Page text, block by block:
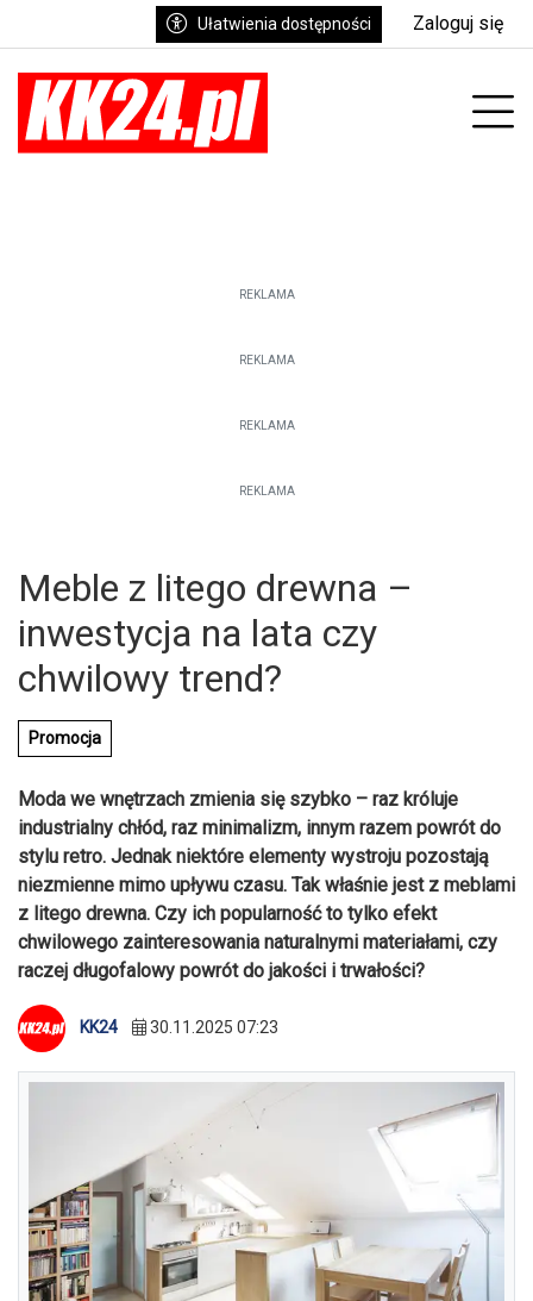
Ułatwienia dostępności Zaloguj się
REKLAMA
REKLAMA
REKLAMA
REKLAMA
Meble z litego drewna –
inwestycja na lata czy
chwilowy trend?
Promocja
Moda we wnętrzach zmienia się szybko – raz króluje
industrialny chłód, raz minimalizm, innym razem powrót do
stylu retro. Jednak niektóre elementy wystroju pozostają
niezmienne mimo upływu czasu. Tak właśnie jest z meblami
z litego drewna. Czy ich popularność to tylko efekt
chwilowego zainteresowania naturalnymi materiałami, czy
raczej długofalowy powrót do jakości i trwałości?
KK24 30.11.2025 07:23